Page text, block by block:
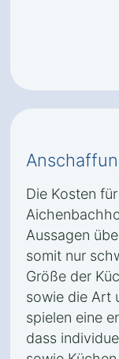
Die Kosten
Aussagen
somit nur
Größe der
sowie die Art
spielen eine
dass